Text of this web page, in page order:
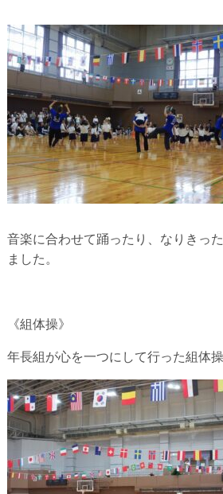
音楽に合わせて踊ったり、なりきっ
ました。
《組体操》
年長組が心を一つにして行った組体操